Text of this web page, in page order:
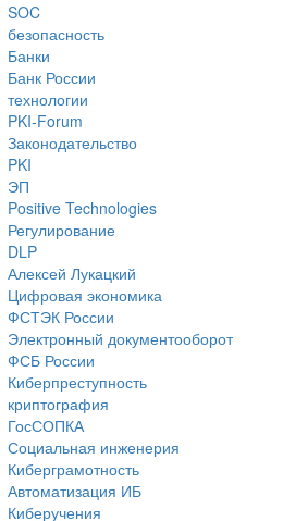
SOC
безопасность
Банки
Банк России
технологии
PKI-Forum
Законодательство
PKI
ЭП
Positive Technologies
Регулирование
DLP
Алексей Лукацкий
Цифровая экономика
ФСТЭК России
Электронный документооборот
ФСБ России
Киберпреступность
криптография
ГосСОПКА
Социальная инженерия
Киберграмотность
Автоматизация ИБ
Киберучения